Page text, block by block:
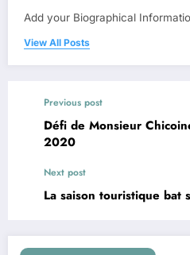
Add your Biographical
View All Posts
Previous post
Défi de Monsieur
2020
Next post
La saison touristique bat